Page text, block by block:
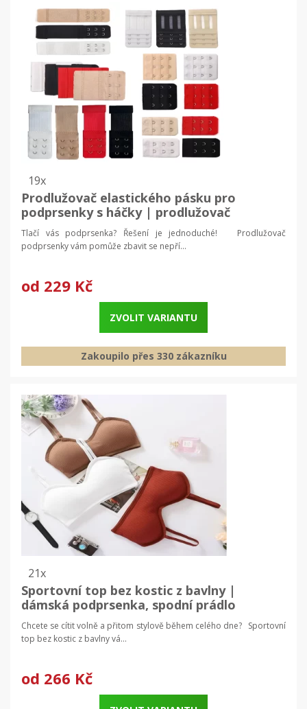
19x
Prodlužovač elastického pásku pro
podprsenky s háčky | prodlužovač
podprsenky, dámské doplňky
Tlačí vás podprsenka? Řešení je jednoduché! Prodlužovač
podprsenky vám pomůže zbavit se nepří...
od 229 Kč
ZVOLIT VARIANTU
Zakoupilo přes 330 zákazníku
21x
Sportovní top bez kostic z bavlny |
dámská podprsenka, spodní prádlo
Chcete se cítit volně a přitom stylově během celého dne? Sportovní
top bez kostic z bavlny vá...
od 266 Kč